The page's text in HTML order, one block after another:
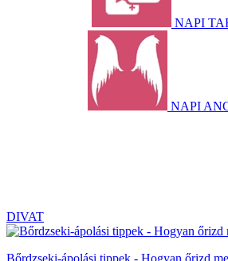
NAPI
NAPI
DIVAT
Bőrdzseki-ápolási tippek - Hogyan őrizd